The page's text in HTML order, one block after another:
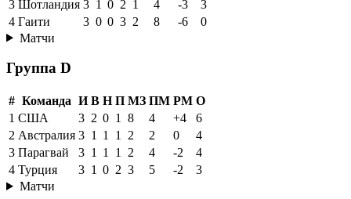
3 Шотландия 3 1 0 2 1 4 -3
3
4 Гаити 3 0 0 3 2 8 -6
0
Матчи
Группа D
# Команда И В Н П МЗ ПМ РМ О
1 США 3 2 0 1 8 4 +4
6
2 Австралия 3 1 1 1 2 2 0
4
3 Парагвай 3 1 1 1 2 4 -2
4
4 Турция 3 1 0 2 3 5 -2
3
Матчи